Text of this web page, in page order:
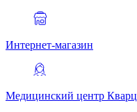
Интернет-магазин
Медицинский центр Кварц